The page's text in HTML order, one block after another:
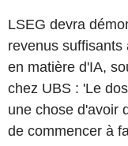
LSEG devra
revenus
en matière d'IA,
chez UBS : 'Le
une chose d'avoir
de commencer à